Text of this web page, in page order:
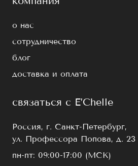
о нас
сотрудничество
блог
доставка и оплата
связаться с E’Chelle
Россия, г. Санкт-Петербург,
ул. Профессора Попова, д. 23
пн-пт: 09:00-17:00 (МСК)